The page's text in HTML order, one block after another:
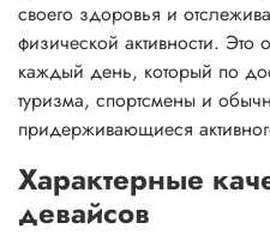
своего здоровья и
физической активности. Это
каждый день, который по
туризма, спортсмены и
придерживающиеся
Характерные
девайсов